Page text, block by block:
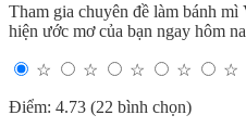
Tham gia chuyên đề làm bánh mì
hiện ước mơ của bạn ngay hôm
☆ ☆ ☆ ☆
☆
Điểm: 4.73 (22 bình chọn)